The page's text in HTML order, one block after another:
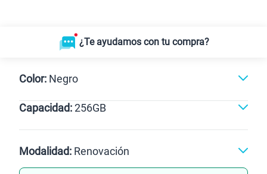
¿Te ayudamos con tu compra?
Color: Negro
Negro Violeta
Capacidad:256GB
256GB
Modalidad: Renovación